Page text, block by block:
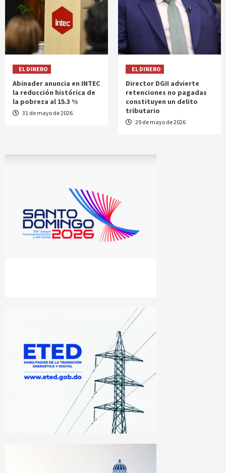
EL DINERO
Abinader anuncia en INTEC
la reducción histórica de
la pobreza al 15.3 %
31 de mayo de 2026
EL DINERO
Director DGII advierte
retenciones no pagadas
constituyen un delito
tributario
29 de mayo de 2026